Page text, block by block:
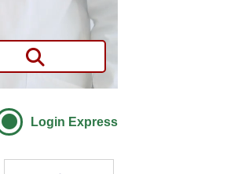
Login Express